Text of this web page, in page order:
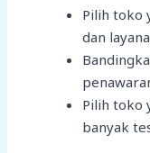
Pilih toko
dan
Pilih toko
banyak